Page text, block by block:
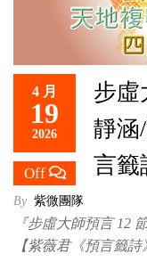
4 月
19
2026
Off
步虛
靜涵
言籤
By 紫微團隊
『步虛大師預言 12
【紫薇君《預言籤